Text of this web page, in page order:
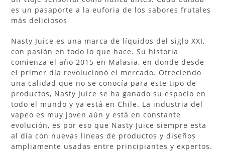
es un pasaporte a la euforia de los sabores frutales
más deliciosos
Nasty Juice es una marca de líquidos del siglo XXI,
con pasión en todo lo que hace. Su historia
comienza el año 2015 en Malasia, en donde desde
el primer día revolucionó el mercado. Ofreciendo
una calidad que no se conocía para este tipo de
productos, Nasty Juice se ha ganado su espacio en
todo el mundo y ya está en Chile. La industria del
vapeo es muy joven aún y está en constante
evolución, es por eso que Nasty Juice siempre esta
al día con nuevas lineas de productos y diseños
ampliamente usadas entre principiantes y expertos.